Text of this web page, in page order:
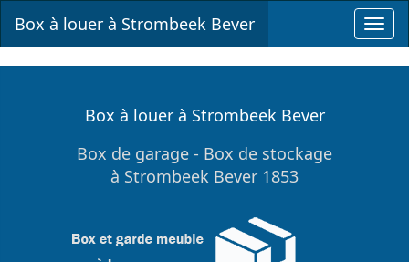
Box à louer à Strombeek Bever
Box à louer à Strombeek Bever
Box de garage - Box de stockage
à Strombeek Bever 1853